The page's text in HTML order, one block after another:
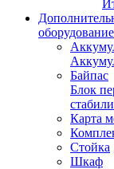
оборудование
Байпас
Блок
Карта
Стойка
Шкаф